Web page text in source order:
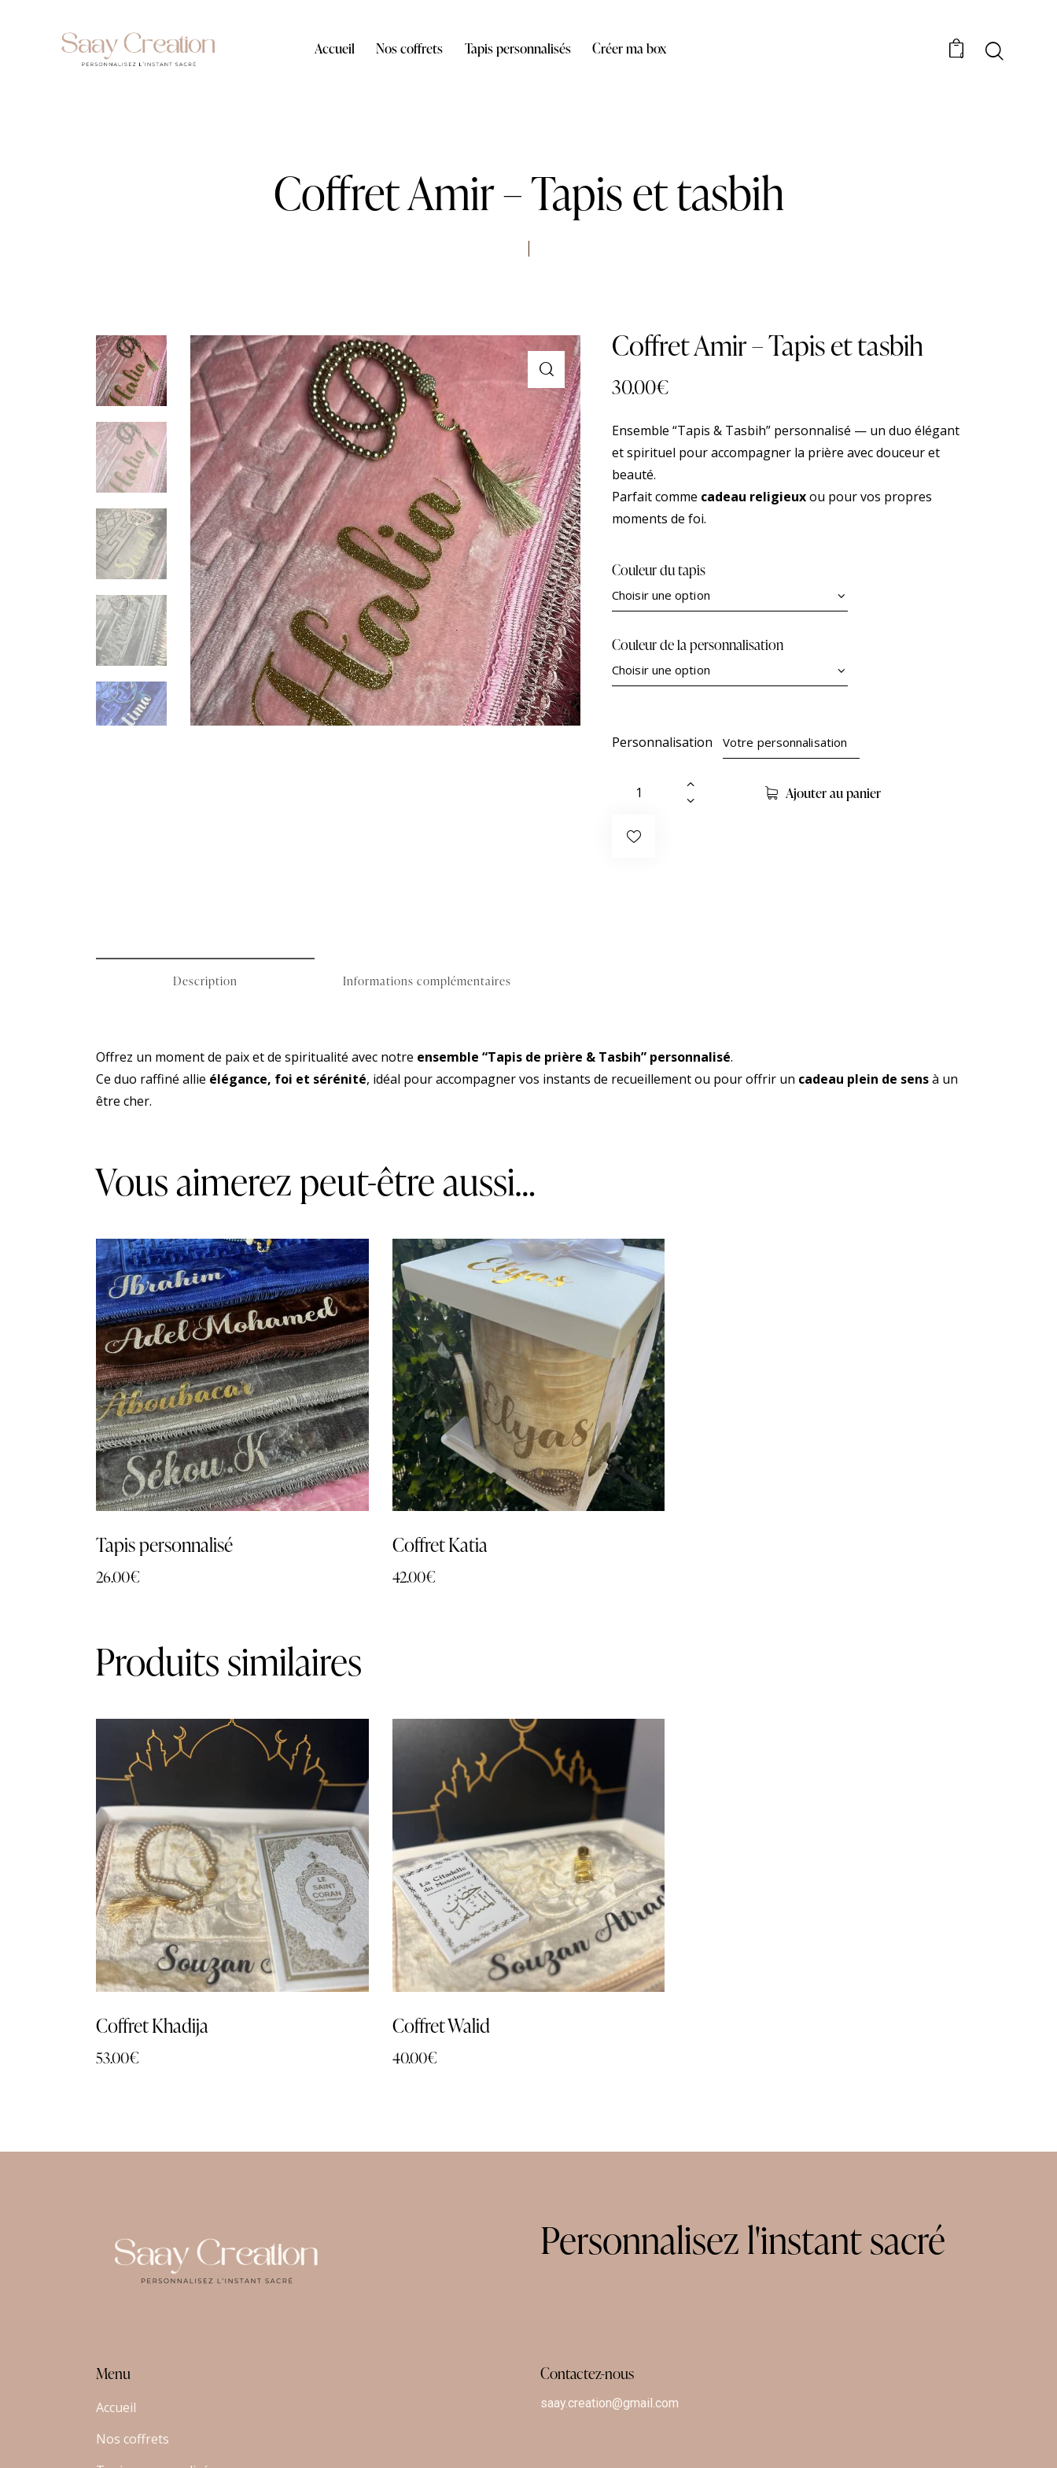
Accueil Nos coffrets Tapis personnalisés Créer ma box 0
Coffret Amir – Tapis et tasbih
Coffret Amir – Tapis et tasbih
30.00€
Ensemble “Tapis & Tasbih” personnalisé — un duo élégant
et spirituel pour accompagner la prière avec douceur et
beauté.
Parfait comme cadeau religieuxou pour vos propres
moments de foi.
Couleur du tapis
Couleur de la personnalisation
Personnalisation
Ajouter au panier
Description Informations complémentaires
Offrez un moment de paix et de spiritualité avec notre ensemble “Tapis de prière & Tasbih” personnalisé.
Ce duo raffiné allie élégance, foi et sérénité, idéal pour accompagner vos instants de recueillement ou pour offrir un cadeau plein de sensà un
être cher.
Vous aimerez peut-être aussi…
Tapis personnalisé
26.00€
Coffret Katia
42.00€
Produits similaires
Coffret Khadija
53.00€
Coffret Walid
40.00€
Personnalisezl'instantsacré
Menu
Accueil
Nos coffrets
Contactez-nous
saay.creation@gmail.com